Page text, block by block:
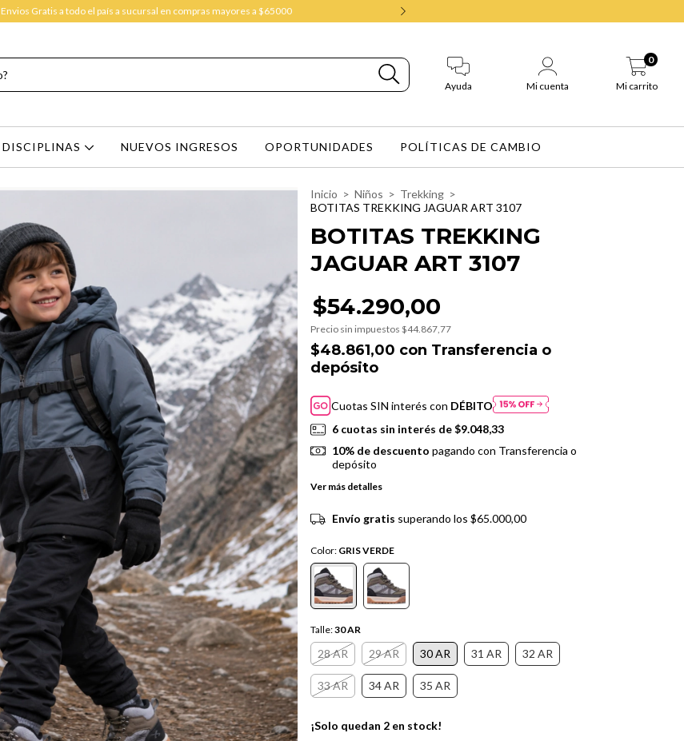
Envios Gratis a todo el país a sucursal en compras mayores a $65000
Ayuda Mi cuenta Mi carrito
0
DISCIPLINAS NUEVOS INGRESOS OPORTUNIDADES POLÍTICAS DE CAMBIO
Inicio > Niños > Trekking >
BOTITAS TREKKING JAGUAR ART 3107
BOTITAS TREKKING
JAGUAR ART 3107
$54.290,00
Precio sin impuestos $44.867,77
$48.861,00 con Transferencia o
depósito
Cuotas SIN interés con DÉBITO
6 cuotas sin interés de$9.048,33
10% de descuento pagando con Transferencia o
depósito
Ver más detalles
Envío gratis superando los $65.000,00
Color: GRIS VERDE
Talle:30 AR
28 AR 29 AR 30 AR 31 AR 32 AR
33 AR 34 AR 35 AR
¡Solo quedan 2 en stock!